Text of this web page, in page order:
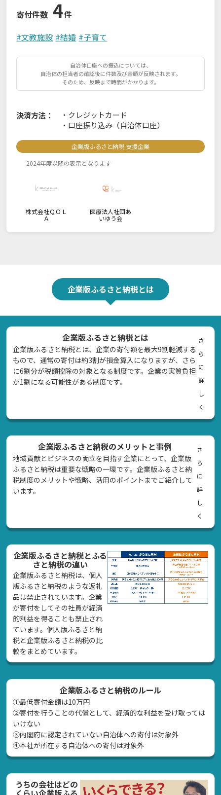
寄付件数 4件
#文教施設 #結婚 #子育て
自治体口座への振込については、
自治体の担当者の確認後に件数及び金額が反映されます。
そのため、反映まで時間がかかります。
決済方法： ・ クレジットカード
・ 口座振り込み（自治体口座）
企業版ふるさと納税 支援企業
2024年度以降の表示となります
株式会社ＱＯＬ
Ａ
医療法人社団あ
いゆう会
企業版ふるさと納税とは
企業版ふるさと納税とは
企業版ふるさと納税とは、企業の寄付額を最大9割軽減する
もので、通常の寄付は約3割が損金算入になりますが、さら
に6割分が税額控除の対象となる制度です。企業の実質負担
が1割になる可能性がある制度です。
さ
ら
に
詳
し
く
企業版ふるさと納税のメリットと事例
地域貢献とビジネスの両立を目指す企業にとって、企業版
ふるさと納税は重要な戦略の一環です。企業版ふるさと納
税制度のメリットや戦略、活用のポイントまでご紹介して
います。
さ
ら
に
詳
し
く
企業版ふるさと納税とふる
さと納税の違い
企業版ふるさと納税は、個人
版ふるさと納税のような返礼
品は禁止されています。企業
が寄付をしてその社員が経済
的利益を得ることも禁止され
ています。個人版ふるさと納
税と企業版ふるさと納税の比
較をまとめています。
企業版ふるさと納税のルール
①最低寄付金額は10万円
②寄付を行うことの代償として、経済的な利益を受け取っては
いけない
➂内閣府に認定されていない自治体への寄付は対象外
④本社が所在する自治体への寄付は対象外
うちの会社はどの